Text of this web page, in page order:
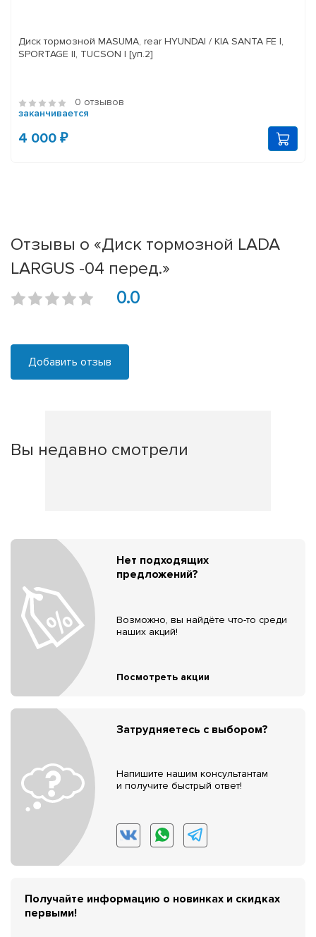
Диск тормозной MASUMA, rear HYUNDAI / KIA SANTA FE I,
SPORTAGE II, TUCSON I [уп.2]
0 отзывов
заканчивается
4 000 ₽
Отзывы о «Диск тормозной LADA
LARGUS -04 перед.»
0.0
Добавить отзыв
Вы недавно смотрели
Нет подходящих
предложений?
Возможно, вы найдёте что-то среди
наших акций!
Посмотреть акции
Затрудняетесь с выбором?
Напишите нашим консультантам
и получите быстрый ответ!
Получайте информацию о новинках и скидках
первыми!